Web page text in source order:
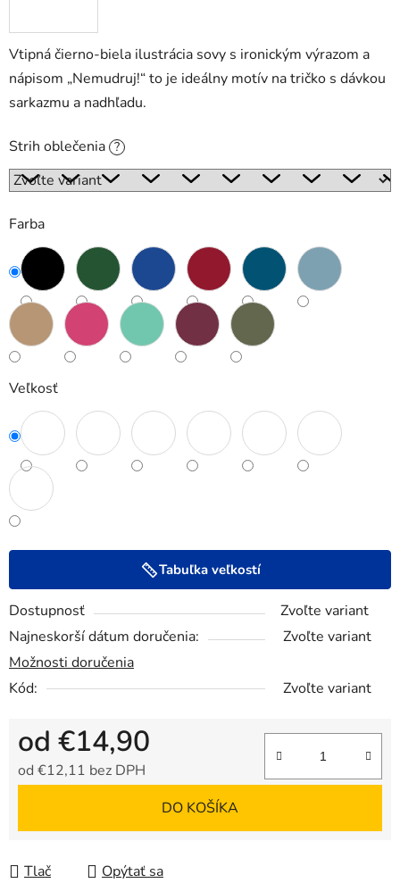
Vtipná čierno-biela ilustrácia sovy s ironickým výrazom a
nápisom „Nemudruj!“ to je ideálny motív na tričko s dávkou
sarkazmu a nadhľadu.
Strih oblečenia ?
Farba
Veľkosť
Tabuľka veľkostí
Dostupnosť
Zvoľte variant
Najneskorší dátum doručenia:
Zvoľte variant
Možnosti doručenia
Kód:
Zvoľte variant
od €14,90
od €12,11 bez DPH
DO KOŠÍKA
Tlač Opýtať sa